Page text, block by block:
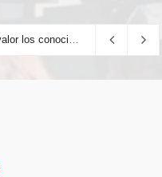
SERFOR pone en valor los conocimientos ancestrales del pueblo kakataibo para conservar los bosques del país